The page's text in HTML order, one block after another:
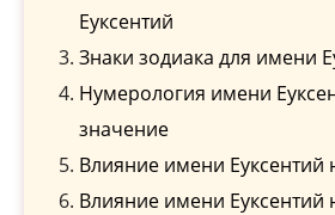
Еуксентий
Знаки зодиака для имени
Нумерология имени
значение
Влияние имени
Влияние имени Еуксентий